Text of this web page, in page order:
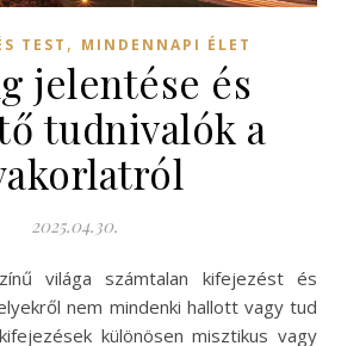
TEST , MINDENNAPI ÉLET
jelentése és
tudnivalók a
2025.04.30.
nem mindenki hallott vagy tud
különösen misztikus vagy